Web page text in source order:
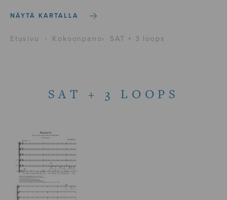
NÄYTÄ KARTALLA
Etusivu › Kokoonpano› SAT + 3 loops
SAT + 3 LOOPS